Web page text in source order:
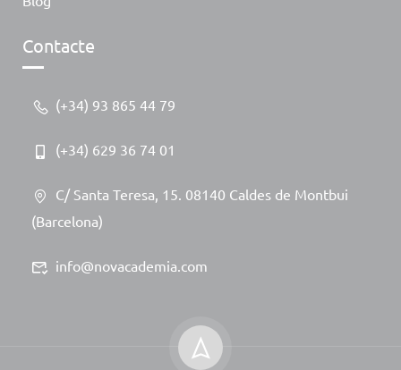
Contacte
(+34) 93 865 44 79
(+34) 629 36 74 01
C/ Santa Teresa, 15. 08140 Caldes de Montbui
(Barcelona)
info@novacademia.com